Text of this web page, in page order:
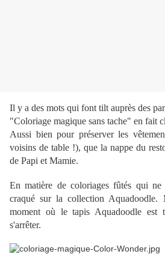
Il y a des mots qui font tilt auprès des
"Coloriage magique sans tache" en fait
Aussi bien pour préserver les
voisins de table !), que la nappe du
de Papi et Mamie.
En matière de coloriages fûtés qui ne
craqué sur la collection
moment où le tapis Aquadoodle
s'arrêter.